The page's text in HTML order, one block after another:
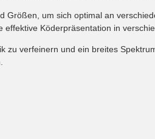
um sich optimal an
Köderpräsentation in
verfeinern und ein breites